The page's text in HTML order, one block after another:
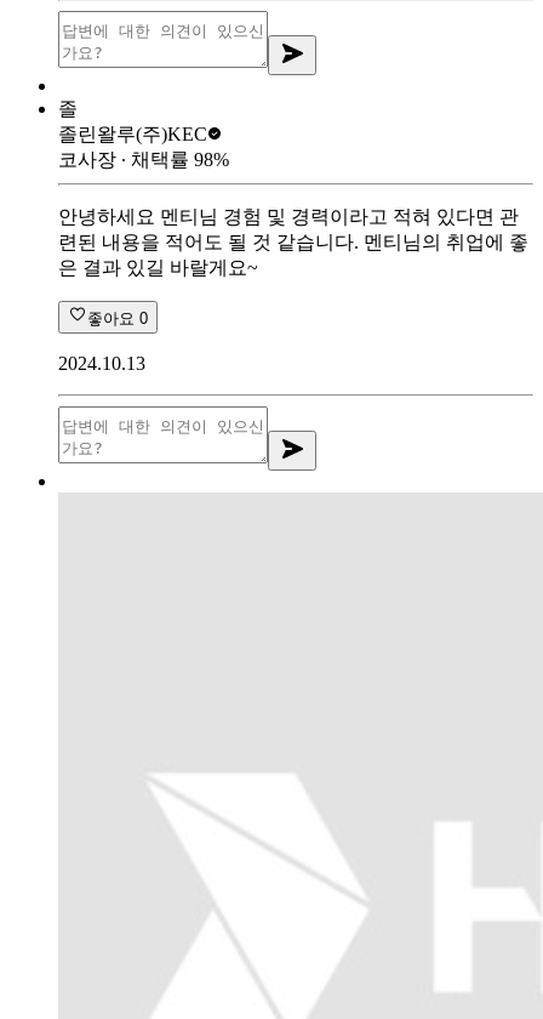
졸
졸린왈루(주)KEC
코사장 ∙ 채택률 98%
안녕하세요 멘티님 경험 및 경력이라고 적혀 있다면 관
련된 내용을 적어도 될 것 같습니다. 멘티님의 취업에 좋
은 결과 있길 바랄게요~
좋아요 0
2024.10.13